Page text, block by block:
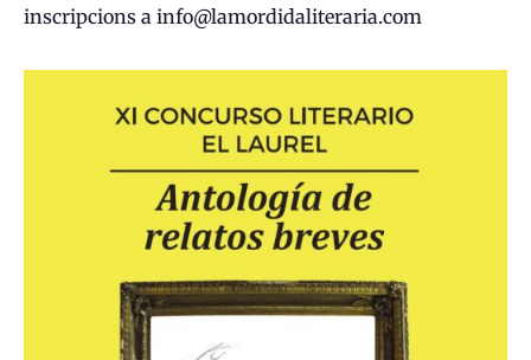
inscripcions a info@lamordidaliteraria.com